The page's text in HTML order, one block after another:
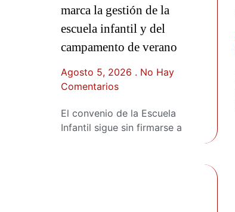
marca la gestión de la
escuela infantil y del
campamento de verano
Agosto 5, 2026
No Hay
Comentarios
El convenio de la Escuela
Infantil sigue sin firmarse a